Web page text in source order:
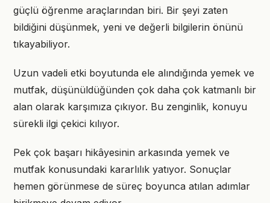
güçlü öğrenme araçlarından biri. Bir şeyi zaten
bildiğini düşünmek, yeni ve değerli bilgilerin önünü
tıkayabiliyor.
Uzun vadeli etki boyutunda ele alındığında yemek ve
mutfak, düşünüldüğünden çok daha çok katmanlı bir
alan olarak karşımıza çıkıyor. Bu zenginlik, konuyu
sürekli ilgi çekici kılıyor.
Pek çok başarı hikâyesinin arkasında yemek ve
mutfak konusundaki kararlılık yatıyor. Sonuçlar
hemen görünmese de süreç boyunca atılan adımlar